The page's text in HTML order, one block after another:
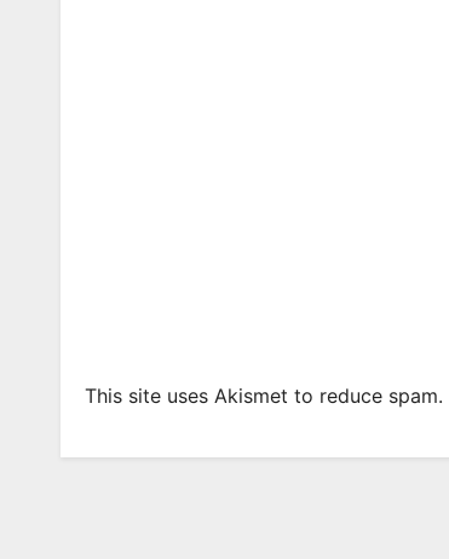
This site uses Akismet to reduce spam.